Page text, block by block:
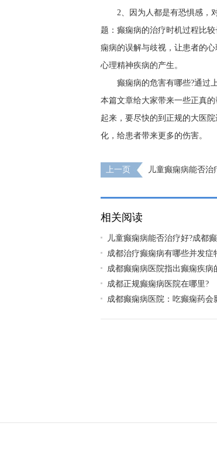
2、因为人都是有恐惧感，
题：癫痫病的治疗时机过程比
痫病的误解与歧视，让患者的
心理精神疾病的产生。
癫痫病的危害有哪些?通过
本篇文章给大家带来一些正真
起来，要尽快的到正规的大医
化，给患者带来更多的伤害。
上一页 儿童癫痫病能否治
相关阅读
儿童癫痫病能否治疗好?成都
成都治疗癫痫病有哪些并发症
成都癫痫病医院指出癫痫疾病
成都正规癫痫病医院在哪里?
成都癫痫病医院：吃癫痫药会